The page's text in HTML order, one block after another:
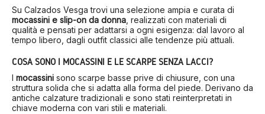
Su Calzados Vesga trovi una selezione ampia e curata di
mocassini e slip-on da donna, realizzati con materiali di
qualità e pensati per adattarsi a ogni esigenza: dal lavoro al
tempo libero, dagli outfit classici alle tendenze più attuali.
COSA SONO I MOCASSINI E LE SCARPE SENZA LACCI?
I mocassini sono scarpe basse prive di chiusure, con una
struttura solida che si adatta alla forma del piede. Derivano da
antiche calzature tradizionali e sono stati reinterpretati in
chiave moderna con vari stili e materiali.